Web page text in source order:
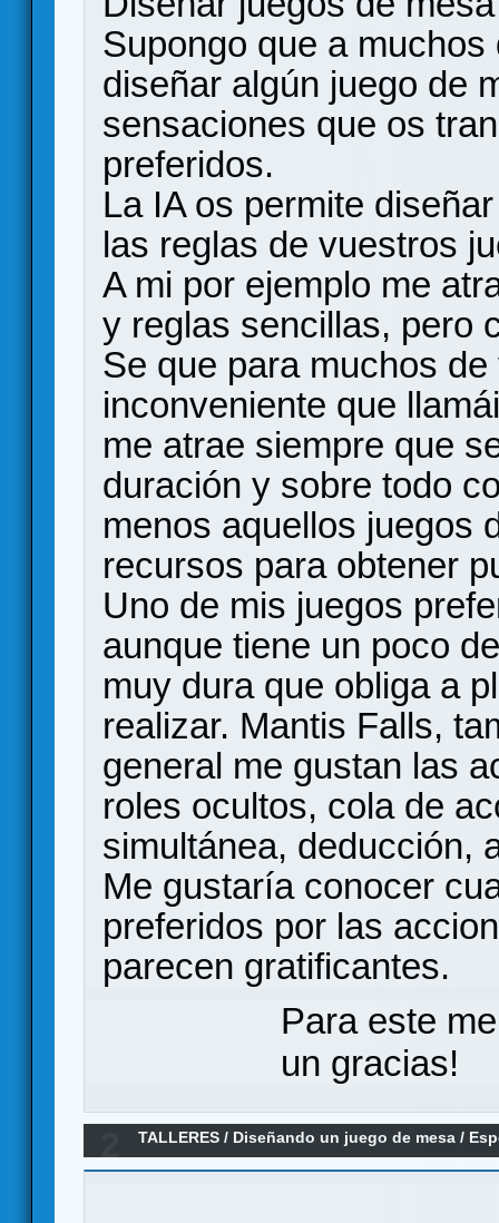
Supongo que a
diseñar algún juego de
sensaciones que os
preferidos.
La IA os permite
las reglas de vuestros
A mi por ejemplo me
y reglas sencillas, pero
Se que para muchos
inconveniente que
me atrae siempre que
duración y sobre todo
menos aquellos juegos
recursos para obtener
Uno de mis juegos
aunque tiene un poco
muy dura que obliga a
realizar. Mantis Falls,
general me gustan las
roles ocultos, cola de
simultánea, deducción,
Me gustaría conocer
preferidos por las
parecen gratificantes.
Para este
un gracias!
TALLERES / Diseñando un juego de mesa /